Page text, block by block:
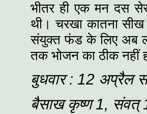
भीतर ही एक मन दस
थी। चरखा कातना
संयुक्‍त फंड के लिए अब
तक भोजन का ठीक नहीं
बुधवार : 12 अप्रैल
बैसाख कृष्‍ण 1, संवत्